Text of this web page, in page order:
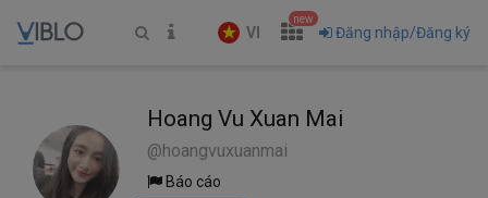
VI
new
Đăng nhập/Đăng ký
Hoang Vu Xuan Mai
@hoangvuxuanmai
Báo cáo